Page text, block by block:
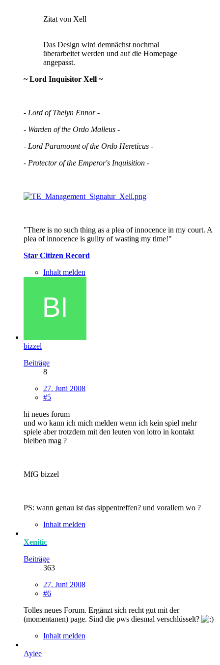
Zitat von Xell
Das Design wird demnächst nochmal
überarbeitet werden und auf die Homepage
angepasst.
~ Lord Inquisitor Xell ~
- Lord of Thelyn Ennor -
- Warden of the Ordo Malleus -
- Lord Paramount of the Ordo Hereticus -
- Protector of the Emperor's Inquisition -
"There is no such thing as a plea of innocence in my court. A
plea of innocence is guilty of wasting my time!"
Star Citizen Record
Inhalt melden
bizzel
Beiträge
8
27. Juni 2008
#5
hi neues forum
und wo kann ich mich melden wenn ich kein spiel mehr
spiele aber trotzdem mit den leuten von lotro in kontakt
bleiben mag ?
MfG bizzel
PS: wann genau ist das sippentreffen? und vorallem wo ?
Inhalt melden
Xenitic
Beiträge
363
27. Juni 2008
#6
Tolles neues Forum. Ergänzt sich recht gut mit der
(momentanen) page. Sind die pws diesmal verschlüsselt?
Inhalt melden
Aylee